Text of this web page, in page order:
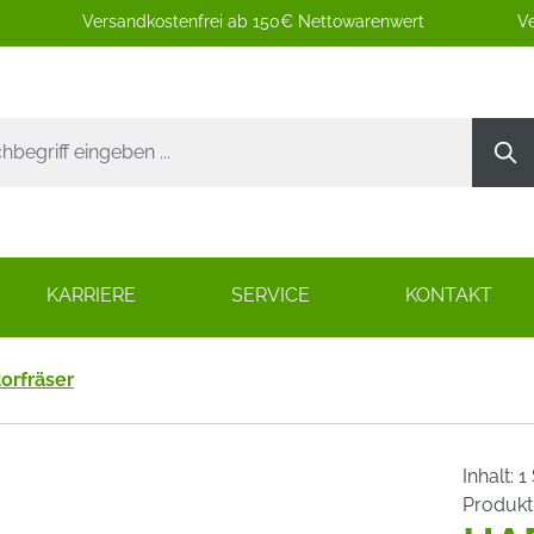
Versandkostenfrei ab 150€ Nettowarenwert
KARRIERE SERVICE KONTAKT
Inhalt: 1